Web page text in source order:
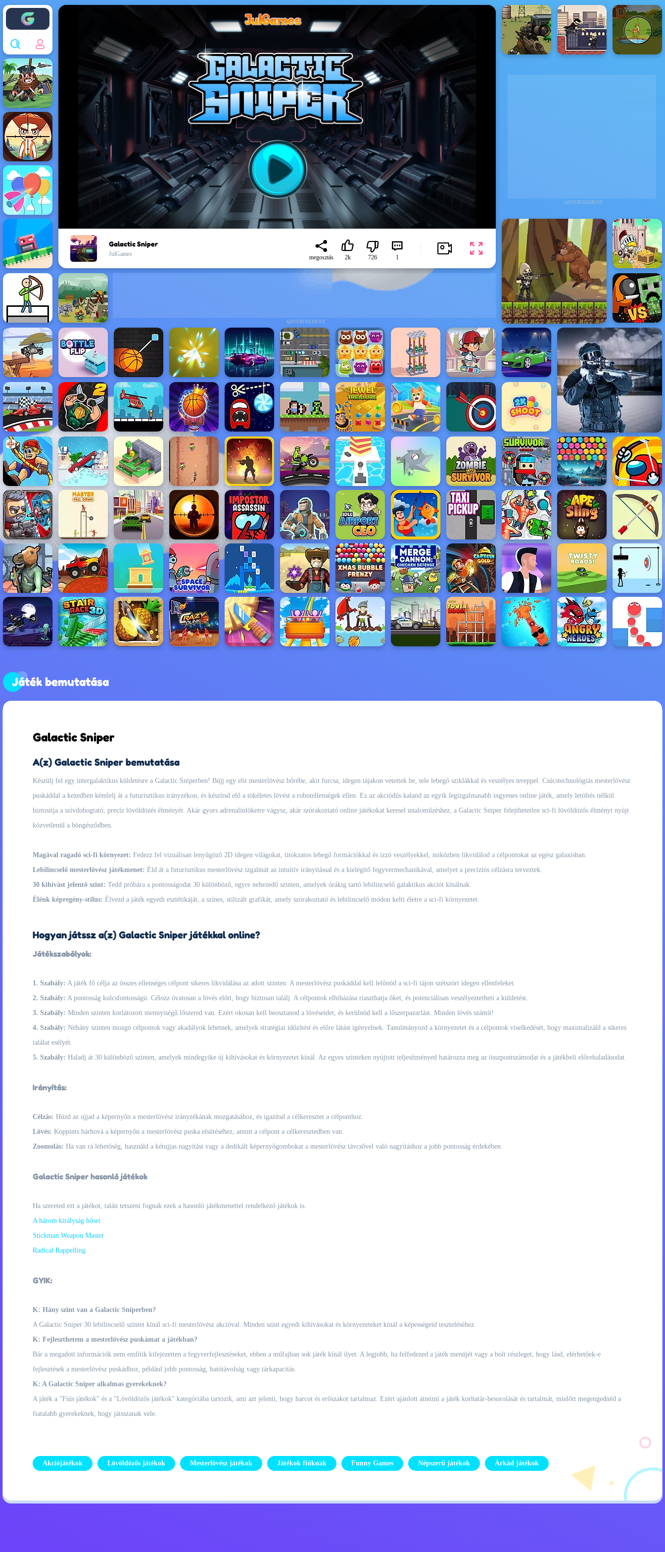
Enjoy4fun
ADVERTISEMENT
ADVERTISEMENT
Galactic Sniper
JulGames
megosztás 2k 726 1
Játék bemutatása
Galactic Sniper
A(z) Galactic Sniper bemutatása
Készülj fel egy intergalaktikus küldetésre a Galactic Sniperben! Bújj egy elit mesterlövész bőrébe, akit furcsa, idegen tájakon vetettek be, tele lebegő sziklákkal és veszélyes tereppel. Csúcstechnológiás mesterlövész
puskáddal a kezedben kémlelj át a futurisztikus irányzékon, és készítsd elő a tökéletes lövést a robotellenségek ellen. Ez az akciódús kaland az egyik legizgalmasabb ingyenes online játék, amely letöltés nélkül
biztosítja a szívdobogtató, precíz lövöldözés élményét. Akár gyors adrenalinlöketre vágysz, akár szórakoztató online játékokat keresel unaloműzéshez, a Galactic Sniper felejthetetlen sci-fi lövöldözős élményt nyújt
közvetlenül a böngésződben.
Magával ragadó sci-fi környezet: Fedezz fel vizuálisan lenyűgöző 2D idegen világokat, titokzatos lebegő formációkkal és izzó veszélyekkel, miközben likvidálod a célpontokat az egész galaxisban.
Lebilincselő mesterlövész játékmenet: Éld át a futurisztikus mesterlövész izgalmát az intuitív irányítással és a kielégítő fegyvermechanikával, amelyet a precíziós célzásra terveztek.
30 kihívást jelentő szint: Tedd próbára a pontosságodat 30 különböző, egyre nehezedő szinten, amelyek órákig tartó lebilincselő galaktikus akciót kínálnak.
Élénk képregény-stílus: Élvezd a játék egyedi esztétikáját, a színes, stilizált grafikát, amely szórakoztató és lebilincselő módon kelti életre a sci-fi környezetet.
Hogyan játssz a(z) Galactic Sniper játékkal online?
Játékszabályok:
1. Szabály: A játék fő célja az összes ellenséges célpont sikeres likvidálása az adott szinten. A mesterlövész puskáddal kell lelőnöd a sci-fi tájon szétszórt idegen ellenfeleket.
2. Szabály: A pontosság kulcsfontosságú. Célozz óvatosan a lövés előtt, hogy biztosan találj. A célpontok elhibázása riaszthatja őket, és potenciálisan veszélyeztetheti a küldetést.
3. Szabály: Minden szinten korlátozott mennyiségű lőszered van. Ezért okosan kell beosztanod a lövéseidet, és kerülnöd kell a lőszerpazarlást. Minden lövés számít!
4. Szabály: Néhány szinten mozgó célpontok vagy akadályok lehetnek, amelyek stratégiai időzítést és előre látást igényelnek. Tanulmányozd a környezetet és a célpontok viselkedését, hogy maximalizáld a sikeres
találat esélyét.
5. Szabály: Haladj át 30 különböző szinten, amelyek mindegyike új kihívásokat és környezetet kínál. Az egyes szinteken nyújtott teljesítményed határozza meg az összpontszámodat és a játékbeli előrehaladásodat.
Irányítás:
Célzás: Húzd az ujjad a képernyőn a mesterlövész irányzékának mozgatásához, és igazítsd a célkeresztet a célponthoz.
Lövés: Koppints bárhová a képernyőn a mesterlövész puska elsütéséhez, amint a célpont a célkeresztedben van.
Zoomolás: Ha van rá lehetőség, használd a kétujjas nagyítást vagy a dedikált képernyőgombokat a mesterlövész távcsővel való nagyításhoz a jobb pontosság érdekében.
Galactic Sniper hasonló játékok
Ha szereted ezt a játékot, talán tetszeni fognak ezek a hasonló játékmenettel rendelkező játékok is.
A három királyság hősei
Stickman Weapon Master
Radical Rappelling
GYIK:
K: Hány szint van a Galactic Sniperben?
A Galactic Sniper 30 lebilincselő szintet kínál sci-fi mesterlövész akcióval. Minden szint egyedi kihívásokat és környezeteket kínál a képességeid teszteléséhez.
K: Fejleszthetem a mesterlövész puskámat a játékban?
Bár a megadott információk nem említik kifejezetten a fegyverfejlesztéseket, ebben a műfajban sok játék kínál ilyet. A legjobb, ha felfedezed a játék menüjét vagy a bolt részleget, hogy lásd, elérhetőek-e
fejlesztések a mesterlövész puskádhoz, például jobb pontosság, hatótávolság vagy tárkapacitás.
K: A Galactic Sniper alkalmas gyerekeknek?
A játék a "Fiús játékok" és a "Lövöldözős játékok" kategóriába tartozik, ami azt jelenti, hogy harcot és erőszakot tartalmaz. Ezért ajánlott átnézni a játék korhatár-besorolását és tartalmát, mielőtt megengednéd a
fiatalabb gyerekeknek, hogy játsszanak vele.
Akciójátékok Lövöldözős játékok Mesterlövész játékok Játékok fiúknak Funny Games Népszerű játékok Árkád játékok